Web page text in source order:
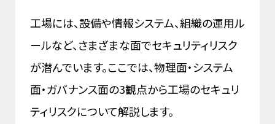
工場には、設備や情報システム、組織の運用ル
ールなど、さまざまな面でセキュリティリスク
が潜んでいます。ここでは、物理面・システム
面・ガバナンス面の3観点から工場のセキュリ
ティリスクについて解説します。